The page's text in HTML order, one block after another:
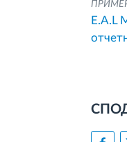
E.A.L